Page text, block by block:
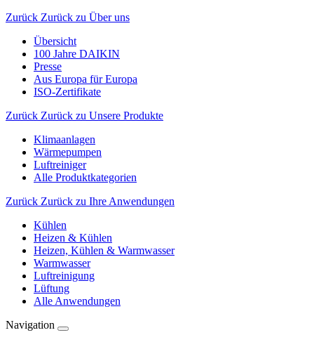
Zurück Zurück zu Über uns
Übersicht
100 Jahre DAIKIN
Presse
Aus Europa für Europa
ISO-Zertifikate
Zurück Zurück zu Unsere Produkte
Klimaanlagen
Wärmepumpen
Luftreiniger
Alle Produktkategorien
Zurück Zurück zu Ihre Anwendungen
Kühlen
Heizen & Kühlen
Heizen, Kühlen & Warmwasser
Warmwasser
Luftreinigung
Lüftung
Alle Anwendungen
Navigation